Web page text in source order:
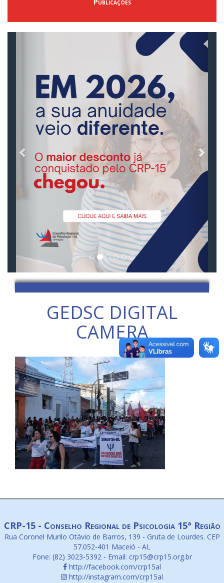
GEDSC DIGITAL
CAMERA
CRP-15 - Conselho Regional de Psicologia 15ª Região
Rua Coronel Murilo Otávio de Barros, 139 - Gruta de Lourdes. CEP
57.052-401 Maceió - AL
Fone: (82) 3023-5392 - Email: crp15@crp15.org.br
http://facebook.com/crp15al
http://instagram.com/crp15al